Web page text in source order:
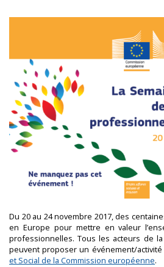
Du 20 au 24 novembre 2017, des
en Europe pour mettre en valeur
professionnelles. Tous les acteurs de
peuvent proposer un événement/
et Social de la Commission européenne.